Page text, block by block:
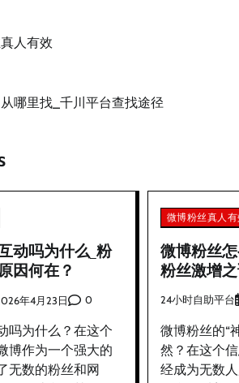
人有效
哪里找_千川平台查找途径
动吗为什么_粉
因何在？
年4月23日 0
吗为什么？在这个
博作为一个强大的
无数的粉丝和网
微博粉丝真人有
微博粉丝
粉丝激增
24小时自助平台
微博粉丝的“
然？在这个
经成为无数